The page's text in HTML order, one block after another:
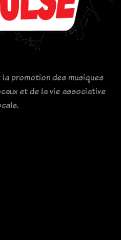
promotion des musiques
et de la vie associative